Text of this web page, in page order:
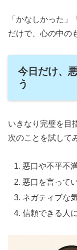
「かなしかった
だけで、心の中の
今日だけ、
う
いきなり完璧を目
次のことを試して
悪口や不平不
悪口を言って
ネガティブな
信頼できる人